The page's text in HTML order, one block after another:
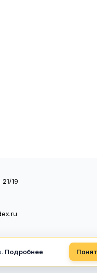
19
конфиденциальности
Подробнее